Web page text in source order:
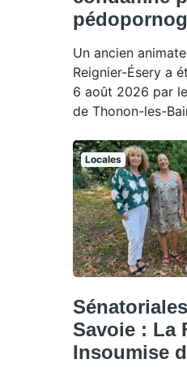
Un ancien
Reignier-Ésery a
6 août 2026 par
de Thonon-les-
Locales
Savoie : La
Insoumise